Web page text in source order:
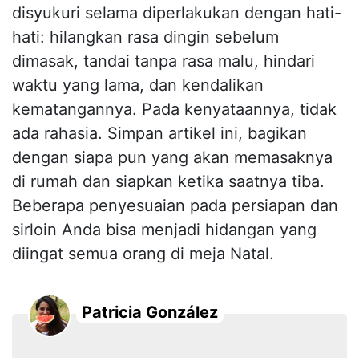
disyukuri selama diperlakukan dengan hati-
hati: hilangkan rasa dingin sebelum
dimasak, tandai tanpa rasa malu, hindari
waktu yang lama, dan kendalikan
kematangannya. Pada kenyataannya, tidak
ada rahasia. Simpan artikel ini, bagikan
dengan siapa pun yang akan memasaknya
di rumah dan siapkan ketika saatnya tiba.
Beberapa penyesuaian pada persiapan dan
sirloin Anda bisa menjadi hidangan yang
diingat semua orang di meja Natal.
Patricia González